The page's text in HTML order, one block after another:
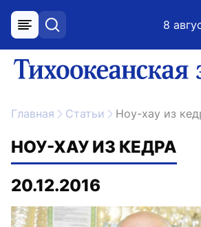
меню поиск 8
ссылка на
Главная Статьи Ноу-хау из
НОУ-ХАУ ИЗ КЕДРА
20.12.2016